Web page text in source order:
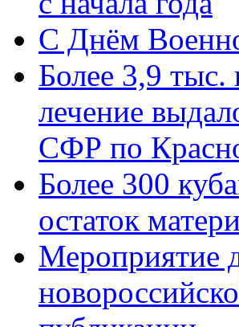
C Днём
Более 3,9 тыс.
лечение
СФР по
Более 300
остаток
Мероприятие